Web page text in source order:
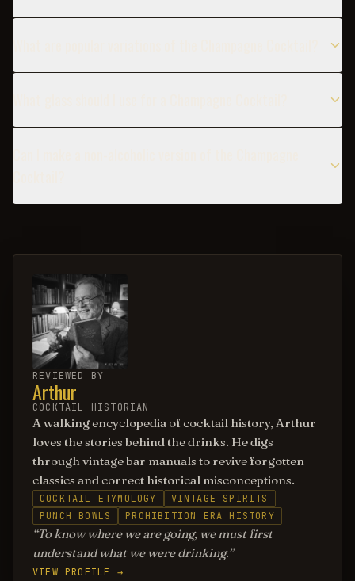
REVIEWED BY
Arthur
COCKTAIL HISTORIAN
A walking encyclopedia of cocktail history, Arthur
loves the stories behind the drinks. He digs
through vintage bar manuals to revive forgotten
classics and correct historical misconceptions.
COCKTAIL ETYMOLOGY
VINTAGE SPIRITS
PUNCH BOWLS
PROHIBITION ERA HISTORY
To know where we are going, we must first
understand what we were drinking.
VIEW PROFILE →